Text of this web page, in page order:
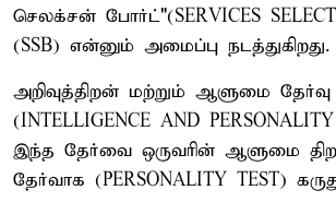
செலக்சன் போர்ட்"(SERVICES
(SSB) என்னும் அமைப்பு நடத்துகிறது.
அறிவுத்திறன் மற்றும் ஆளுமை தேர்வு
(INTELLIGENCE AND
இந்த தேர்வை ஒருவரின் ஆளுமை
தேர்வாக (PERSONALITY TEST)